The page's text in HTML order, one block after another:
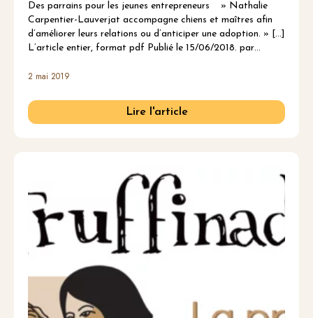
2 mai 2019
Des parrains pour les jeunes entrepreneurs » Nathalie
Carpentier-Lauverjat accompagne chiens et maîtres afin
d’améliorer leurs relations ou d’anticiper une adoption. » […]
L’article entier, format pdf Publié le 15/06/2018. par…
Lire l'article